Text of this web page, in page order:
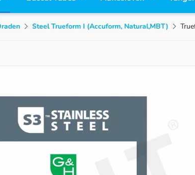
Steel Trueform I (Accuform, Natural,MBT)